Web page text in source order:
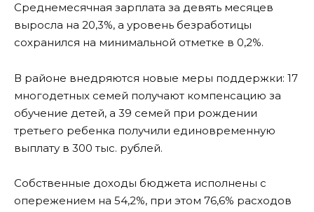
Среднемесячная зарплата за девять месяцев
выросла на 20,3%, а уровень безработицы
сохранился на минимальной отметке в 0,2%.
В районе внедряются новые меры поддержки: 17
многодетных семей получают компенсацию за
обучение детей, а 39 семей при рождении
третьего ребенка получили единовременную
выплату в 300 тыс. рублей.
Собственные доходы бюджета исполнены с
опережением на 54,2%, при этом 76,6% расходов